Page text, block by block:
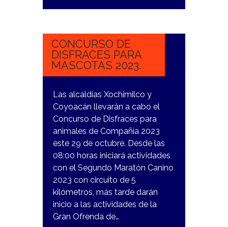
26
CONCURSO DE
DISFRACES PARA
MASCOTAS 2023.
Las alcaldías Xochimilco y
Coyoacán llevarán a cabo el
Concurso de Disfraces para
animales de Compañía 2023
este 29 de octubre. Desde las
08:00 horas iniciará actividades
con el Segundo Maratón Canino
2023 con circuito de 5
kilómetros, más tarde darán
inicio a las actividades de la
Gran Ofrenda de…